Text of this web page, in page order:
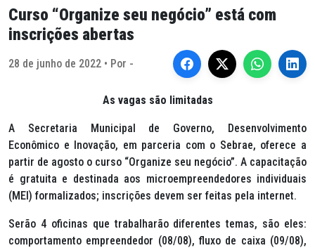
Curso “Organize seu negócio” está com
inscrições abertas
28 de junho de 2022 • Por -
As vagas são limitadas
A Secretaria Municipal de Governo, Desenvolvimento
Econômico e Inovação, em parceria com o Sebrae, oferece a
partir de agosto o curso “Organize seu negócio”. A capacitação
é gratuita e destinada aos microempreendedores individuais
(MEI) formalizados; inscrições devem ser feitas pela internet.
Serão 4 oficinas que trabalharão diferentes temas, são eles:
comportamento empreendedor (08/08), fluxo de caixa (09/08),